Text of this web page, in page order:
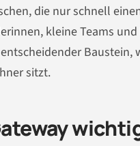
die nur schnell
kleine Teams
sitzt.